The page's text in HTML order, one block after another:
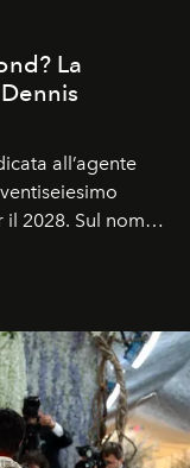
La
all’agente
2028. Sul nome
riserbo.